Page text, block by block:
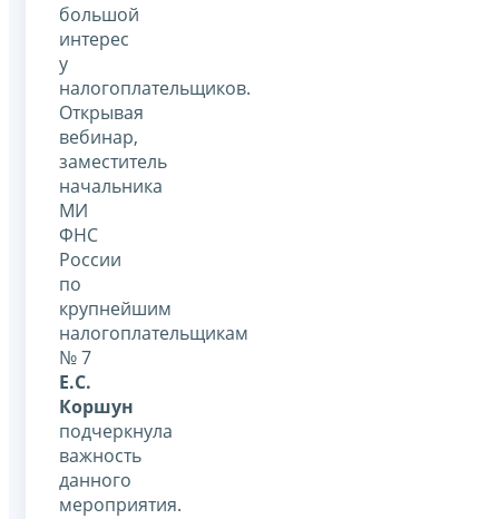
большой
интерес
у
налогоплательщиков.
Открывая
вебинар,
заместитель
начальника
МИ
ФНС
России
по
крупнейшим
налогоплательщикам
№ 7
Е.С.
Коршун
подчеркнула
важность
данного
мероприятия.